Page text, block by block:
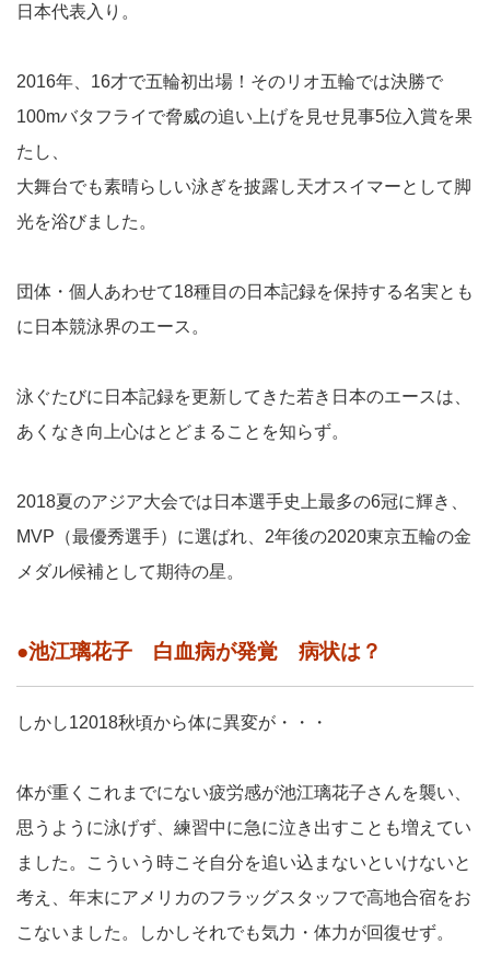
日本代表入り。
2016年、16才で五輪初出場！そのリオ五輪では決勝で
100mバタフライで脅威の追い上げを見せ見事5位入賞を果
たし、
大舞台でも素晴らしい泳ぎを披露し天才スイマーとして脚
光を浴びました。
団体・個人あわせて18種目の日本記録を保持する名実とも
に日本競泳界のエース。
泳ぐたびに日本記録を更新してきた若き日本のエースは、
あくなき向上心はとどまることを知らず。
2018夏のアジア大会では日本選手史上最多の6冠に輝き、
MVP（最優秀選手）に選ばれ、2年後の2020東京五輪の金
メダル候補として期待の星。
●池江璃花子 白血病が発覚 病状は？
しかし12018秋頃から体に異変が・・・
体が重くこれまでにない疲労感が池江璃花子さんを襲い、
思うように泳げず、練習中に急に泣き出すことも増えてい
ました。こういう時こそ自分を追い込まないといけないと
考え、年末にアメリカのフラッグスタッフで高地合宿をお
こないました。しかしそれでも気力・体力が回復せず。